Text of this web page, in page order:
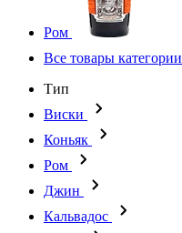
Ром
Все товары категории
Тип
Виски
Коньяк
Ром
Джин
Кальвадос